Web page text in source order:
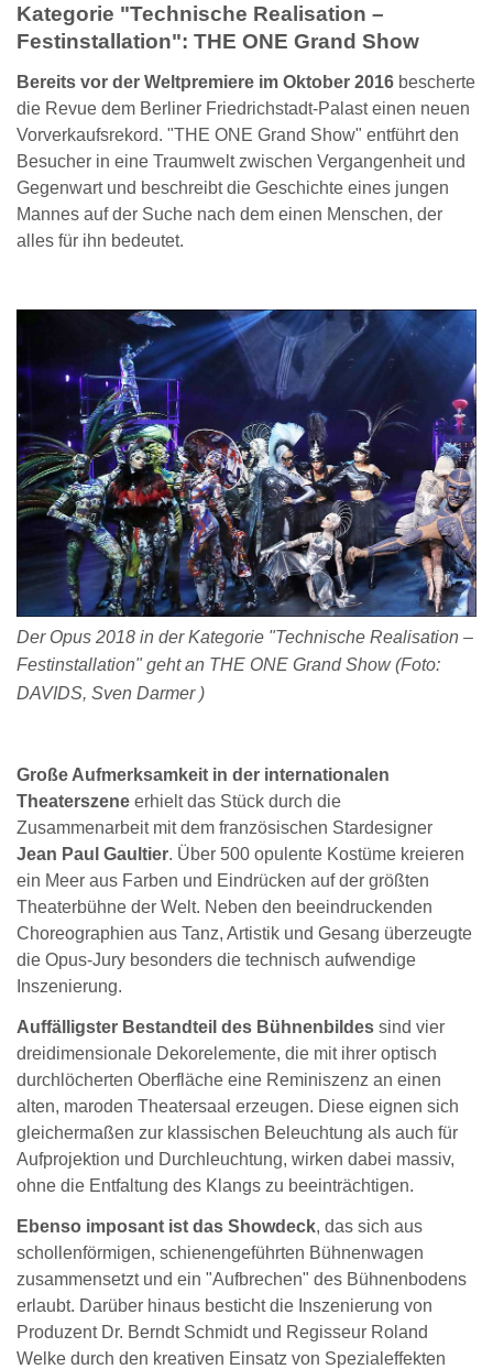
Kategorie "Technische Realisation –
Festinstallation": THE ONE Grand Show
Bereits vor der Weltpremiere im Oktober 2016 bescherte
die Revue dem Berliner Friedrichstadt-Palast einen neuen
Vorverkaufsrekord. "THE ONE Grand Show" entführt den
Besucher in eine Traumwelt zwischen Vergangenheit und
Gegenwart und beschreibt die Geschichte eines jungen
Mannes auf der Suche nach dem einen Menschen, der
alles für ihn bedeutet.
Der Opus 2018 in der Kategorie "Technische Realisation –
Festinstallation" geht an THE ONE Grand Show (Foto:
DAVIDS, Sven Darmer )
Große Aufmerksamkeit in der internationalen
Theaterszene erhielt das Stück durch die
Zusammenarbeit mit dem französischen Stardesigner
Jean Paul Gaultier. Über 500 opulente Kostüme kreieren
ein Meer aus Farben und Eindrücken auf der größten
Theaterbühne der Welt. Neben den beeindruckenden
Choreographien aus Tanz, Artistik und Gesang überzeugte
die Opus-Jury besonders die technisch aufwendige
Inszenierung.
Auffälligster Bestandteil des Bühnenbildes sind vier
dreidimensionale Dekorelemente, die mit ihrer optisch
durchlöcherten Oberfläche eine Reminiszenz an einen
alten, maroden Theatersaal erzeugen. Diese eignen sich
gleichermaßen zur klassischen Beleuchtung als auch für
Aufprojektion und Durchleuchtung, wirken dabei massiv,
ohne die Entfaltung des Klangs zu beeinträchtigen.
Ebenso imposant ist das Showdeck, das sich aus
schollenförmigen, schienengeführten Bühnenwagen
zusammensetzt und ein "Aufbrechen" des Bühnenbodens
erlaubt. Darüber hinaus besticht die Inszenierung von
Produzent Dr. Berndt Schmidt und Regisseur Roland
Welke durch den kreativen Einsatz von Spezialeffekten